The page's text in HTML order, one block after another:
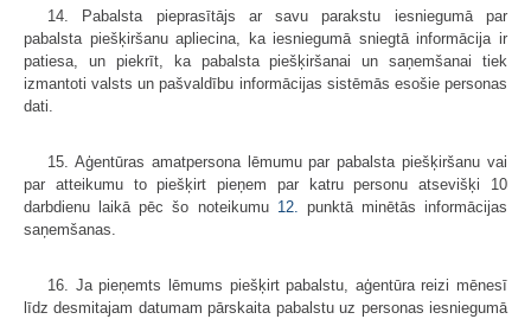
14. Pabalsta pieprasītājs ar savu parakstu iesniegumā par
pabalsta piešķiršanu apliecina, ka iesniegumā sniegtā informācija ir
patiesa, un piekrīt, ka pabalsta piešķiršanai un saņemšanai tiek
izmantoti valsts un pašvaldību informācijas sistēmās esošie personas
dati.
15. Aģentūras amatpersona lēmumu par pabalsta piešķiršanu vai
par atteikumu to piešķirt pieņem par katru personu atsevišķi 10
darbdienu laikā pēc šo noteikumu 12.
punktā minētās informācijas
saņemšanas.
16. Ja pieņemts lēmums piešķirt pabalstu, aģentūra reizi mēnesī
līdz desmitajam datumam pārskaita pabalstu uz personas iesniegumā